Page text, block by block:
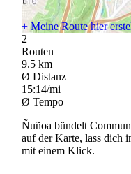
+Meine Route hier
2
Routen
9.5 km
Ø Distanz
15:14/mi
Ø Tempo
Ñuñoa bündelt
auf der Karte, lass dich
mit einem Klick.